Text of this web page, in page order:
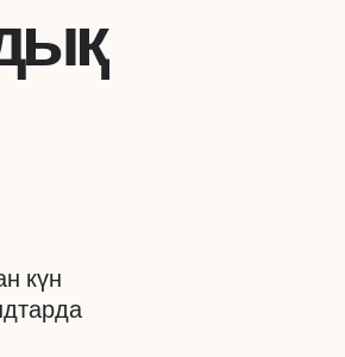
күн